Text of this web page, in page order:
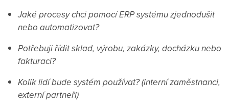
Jaké procesy chci pomocí ERP systému zjednodušit
nebo automatizovat?
Potřebuji řídit sklad, výrobu, zakázky, docházku nebo
fakturaci?
Kolik lidí bude systém používat? (interní zaměstnanci,
externí partneři)